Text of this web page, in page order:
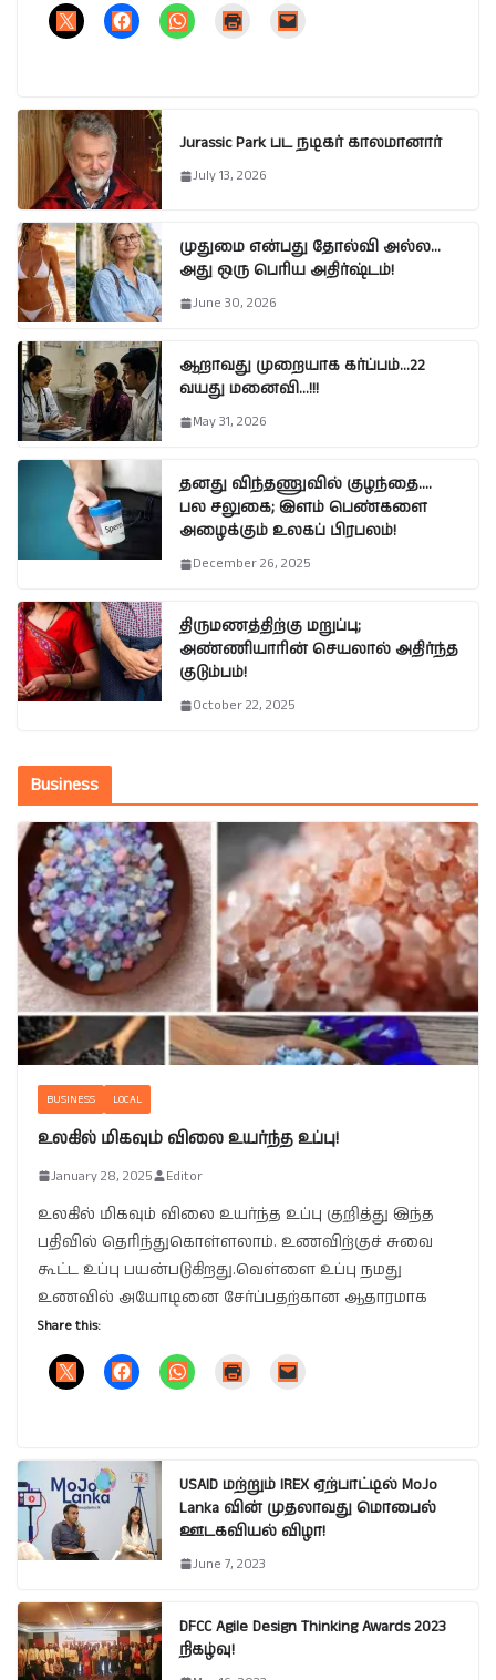
Jurassic Park பட நடிகர் காலமானார்
July 13, 2026
முதுமை என்பது தோல்வி அல்ல…
அது ஒரு பெரிய அதிர்ஷ்டம்!
June 30, 2026
ஆறாவது முறையாக கர்ப்பம்…22
வயது மனைவி…!!!
May 31, 2026
தனது விந்தணுவில் குழந்தை….
பல சலுகை; இளம் பெண்களை
அழைக்கும் உலகப் பிரபலம்!
December 26, 2025
திருமணத்திற்கு மறுப்பு;
அண்ணியாரின் செயலால் அதிர்ந்த
குடும்பம்!
October 22, 2025
Business
BUSINESS LOCAL
உலகில் மிகவும் விலை உயர்ந்த உப்பு!
January 28, 2025 Editor
உலகில் மிகவும் விலை உயர்ந்த உப்பு குறித்து இந்த
பதிவில் தெரிந்துகொள்ளலாம். உணவிற்குச் சுவை
கூட்ட உப்பு பயன்படுகிறது.வெள்ளை உப்பு நமது
உணவில் அயோடினை சேர்ப்பதற்கான ஆதாரமாக
Share this:
USAID மற்றும் IREX ஏற்பாட்டில் MoJo
Lanka வின் முதலாவது மொபைல்
ஊடகவியல் விழா!
June 7, 2023
DFCC Agile Design Thinking Awards 2023
நிகழ்வு!